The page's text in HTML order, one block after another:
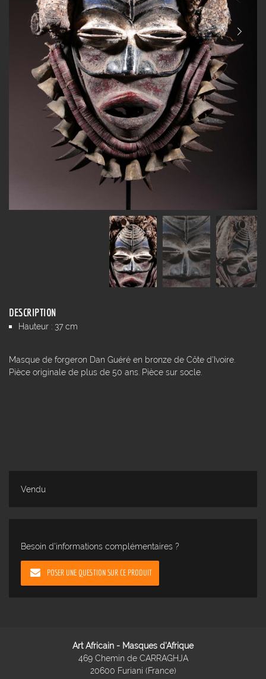
DESCRIPTION
Hauteur : 37 cm
Masque de forgeron Dan Guéré en bronze de Côte d'Ivoire.
Pièce originale de plus de 50 ans. Pièce sur socle.
Vendu
Besoin d'informations complémentaires ?
POSER UNE QUESTION SUR CE PRODUIT
Art Africain - Masques d'Afrique
469 Chemin de CARRAGHJA
20600 Furiani (France)